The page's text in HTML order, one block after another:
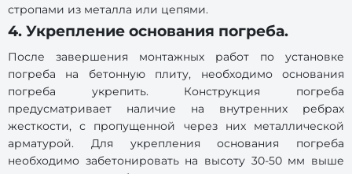
стропами из металла или цепями.
4. Укрепление основания погреба.
После завершения монтажных работ по установке
погреба на бетонную плиту, необходимо основания
погреба укрепить. Конструкция погреба
предусматривает наличие на внутренних ребрах
жесткости, с пропущенной через них металлической
арматурой. Для укрепления основания погреба
необходимо забетонировать на высоту 30-50 мм выше